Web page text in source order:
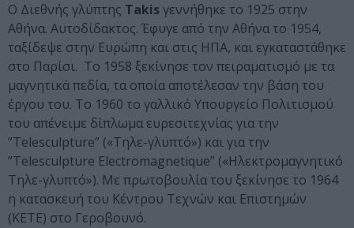
Ο Διεθνής γλύπτης Takisγεννήθηκε το 1925 στην
Αθήνα. Αυτοδίδακτος. Έφυγε από την Αθήνα το 1954,
ταξίδεψε στην Ευρώπη και στις ΗΠΑ, και εγκαταστάθηκε
στο Παρίσι. Το 1958 ξεκίνησε τον πειραματισμό με τα
μαγνητικά πεδία, τα οποία αποτέλεσαν την βάση του
έργου του. Το 1960 το γαλλικό Υπουργείο Πολιτισμού
του απένειμε δίπλωμα ευρεσιτεχνίας για την
”Telesculpture” («Τηλε-γλυπτό») και για την
”Telesculpture Electromagnetique” («Ηλεκτρομαγνητικό
Τηλε-γλυπτό»). Με πρωτοβουλία του ξεκίνησε το 1964
η κατασκευή του Κέντρου Τεχνών και Επιστημών
(ΚΕΤΕ) στο Γεροβουνό.